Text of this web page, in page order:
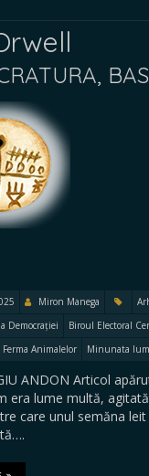
Miron Manega
Democrației Biroul Electoral
Ferma Animalelor Minunata
ANDON Articol
era lume multă,
care unul semăna